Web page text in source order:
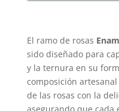
El ramo de rosas
sido diseñado para
y la ternura en su
composición
de las rosas con la